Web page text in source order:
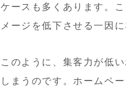
ケースも多くあります。
メージを低下させる一因に
このように、集客力が低
しまうのです。ホームペ